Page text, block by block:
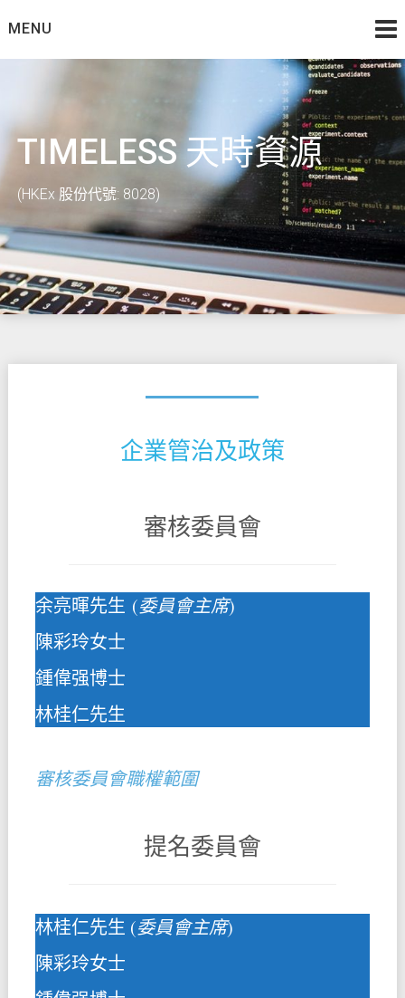
toMENU
TIMELESS 天時資源
(HKEx 股份代號: 8028)
企業管治及政策
審核委員會
余亮暉先生 (委員會主席)
陳彩玲女士
鍾偉强博士
林桂仁先生
審核委員會職權範圍
提名委員會
林桂仁先生 (委員會主席)
陳彩玲女士